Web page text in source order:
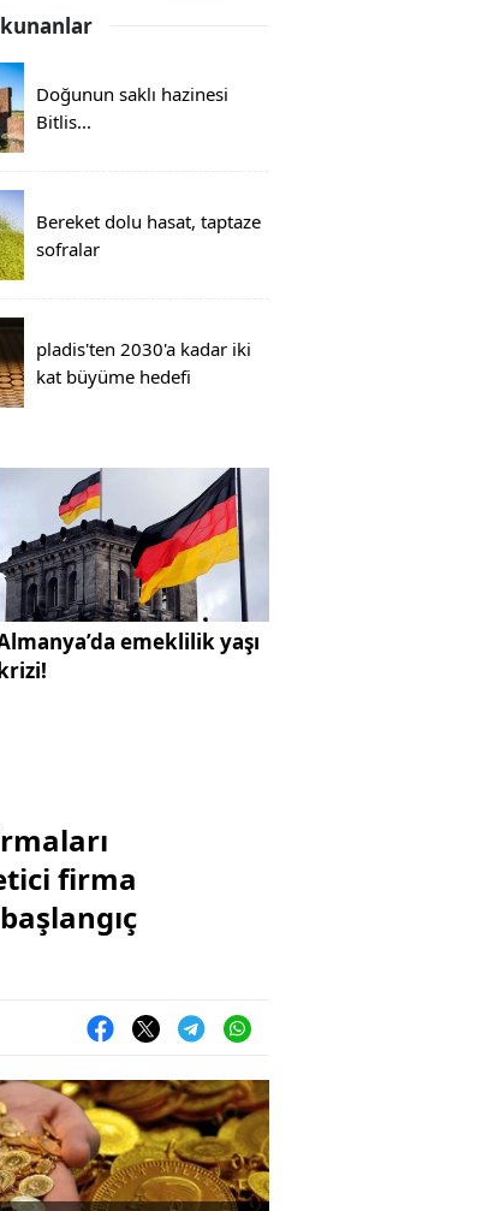
Doğunun saklı hazinesi
Bitlis...
Bereket dolu hasat, taptaze
sofralar
pladis'ten 2030'a kadar iki
kat büyüme hedefi
emeklilik yaşı
firma